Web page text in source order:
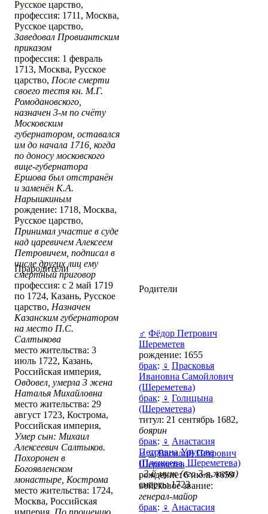
Русское царство,
профессия: 1711, Москва,
Русское царство,
Заведовал Провиантским
приказом
профессия: 1 февраль
1713, Москва, Русское
царство, После смерти
своего тестя кн. М.Г.
Ромодановского,
назначен 3-м по счёту
Московским
губернатором, оставался
им до начала 1716, когда
по доносу московского
вице-губернатора
Ершова был отстранён
и заменён К.А.
Нарышкиным
рождение: 1718, Москва,
Русское царство,
Принимал участие в суде
над царевичем Алексеем
Петровичем, подписал в
числе других лиц ему
смертный приговор
профессия: с 2 май 1719
по 1724, Казань, Русское
царство, Назначен
Казанским губернатором
на место П.С.
Салтыкова
место жительства: 3
июль 1722, Казань,
Российская империя,
Овдовел, умерла 3 жена
Наталья Михайловна
место жительства: 29
август 1723, Кострома,
Российская империя,
Умер сын: Михаил
Алексеевич Салтыков.
Похоронен в
Богоявленском
монастыре, Кострома
место жительства: 1724,
Москва, Российская
Прародители
Родители
♂ Фёдор Петрович
Шереметев
рождение: 1655
брак: ♀ Прасковья
Ивановна Самойлович
(Шереметева)
брак: ♀ Голицына
(Шереметева)
титул: 21 сентябрь 1682,
боярин
брак: ♀ Анастасия
Петровна Урусова
(Плещеева, Шереметева)
,2-й муж (его 3-я жена)
смерть: 1723
♂ w Василий Петрович
Шереметев
рождение: 6 июль 1659
войсковое звание:
генерал-майор
брак: ♀ Анастасия